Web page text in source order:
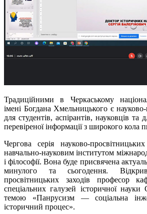
Традиційними в Черкаському
імені Богдана Хмельницького є науково-
для студентів, аспірантів, науковців та
перевіреної інформації з широкого кола
Чергова серія науково-просвітницьких
навчально-науковим інститутом
і філософії. Вона буде присвячена
минулого та сьогодення.
просвітницьких заходів професор
спеціальних галузей історичної
темою «Панрусизм — соціальна
історичний процес».